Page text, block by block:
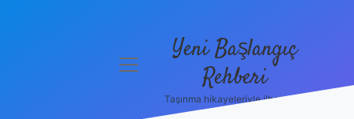
menüyü
Yeni Başlangıç
Rehberi
Taşınma hikayeleriyle ilham bul!